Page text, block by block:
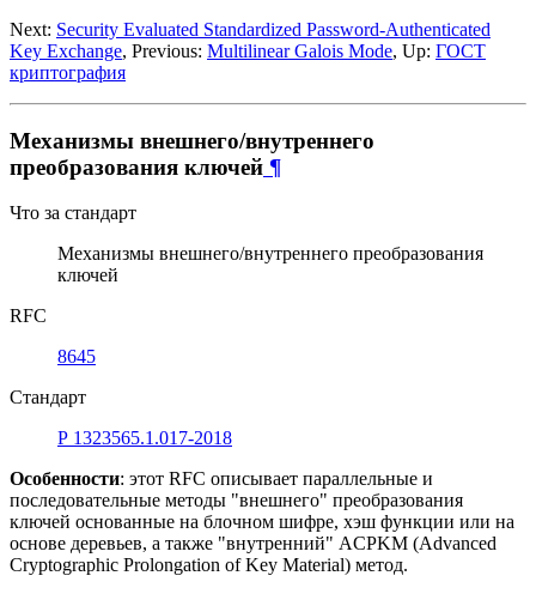
Next: Security Evaluated Standardized Password-Authenticated
Key Exchange, Previous: Multilinear Galois Mode, Up: ГОСТ
криптография
Механизмы внешнего/внутреннего
преобразования ключей ¶
Что за стандарт
Механизмы внешнего/внутреннего преобразования
ключей
RFC
8645
Стандарт
Р 1323565.1.017-2018
Особенности: этот RFC описывает параллельные и
последовательные методы "внешнего" преобразования
ключей основанные на блочном шифре, хэш функции или на
основе деревьев, а также "внутренний" ACPKM (Advanced
Cryptographic Prolongation of Key Material) метод.